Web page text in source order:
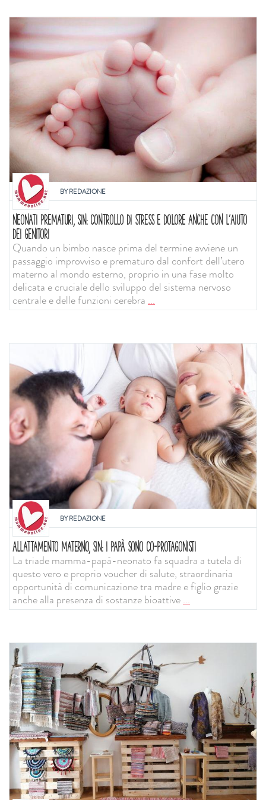
BYREDAZIONE
NEONATI PREMATURI, SIN: CONTROLLO DI STRESS E DOLORE ANCHE CON L'AIUTO
DEI GENITORI
Quando un bimbo nasce prima del termine avviene un
passaggio improvviso e prematuro dal confort dell’utero
materno al mondo esterno, proprio in una fase molto
delicata e cruciale dello sviluppo del sistema nervoso
centrale e delle funzioni cerebra...
BYREDAZIONE
ALLATTAMENTO MATERNO, SIN: I PAPÀ SONO CO-PROTAGONISTI
La triade mamma-papà-neonato fa squadra a tutela di
questo vero e proprio voucher di salute, straordinaria
opportunità di comunicazione tra madre e figlio grazie
anche alla presenza di sostanze bioattive...